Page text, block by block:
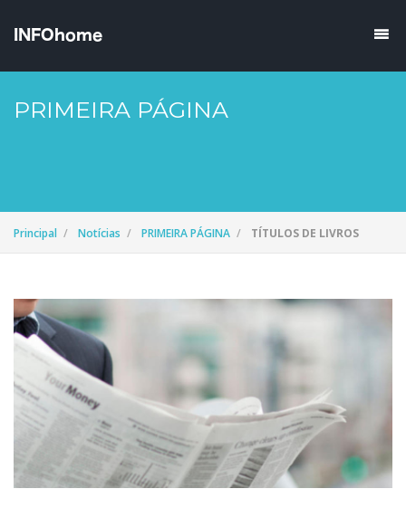
PRIMEIRA PÁGINA
Principal Notícias PRIMEIRA PÁGINA TÍTULOS DE LIVROS